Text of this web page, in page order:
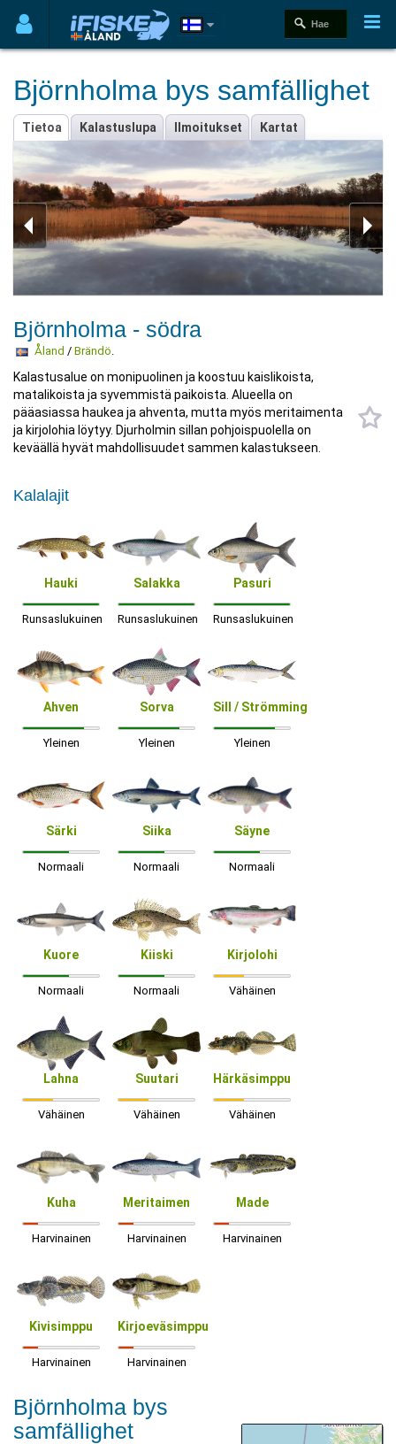
Björnholma bys samfällighet
Tietoa Kalastuslupa Ilmoitukset Kartat
Björnholma - södra
Åland / Brändö.
Kalastusalue on monipuolinen ja koostuu kaislikoista,
matalikoista ja syvemmistä paikoista. Alueella on
pääasiassa haukea ja ahventa, mutta myös meritaimenta
ja kirjolohia löytyy. Djurholmin sillan pohjoispuolella on
keväällä hyvät mahdollisuudet sammen kalastukseen.
Kalalajit
Hauki
Runsaslukuinen
Salakka
Runsaslukuinen
Pasuri
Runsaslukuinen
Ahven
Yleinen
Sorva
Yleinen
Sill / Strömming
Yleinen
Särki
Normaali
Siika
Normaali
Säyne
Normaali
Kuore
Normaali
Kiiski
Normaali
Kirjolohi
Vähäinen
Lahna
Vähäinen
Suutari
Vähäinen
Härkäsimppu
Vähäinen
Kuha
Harvinainen
Meritaimen
Harvinainen
Made
Harvinainen
Kivisimppu
Harvinainen
Kirjoeväsimppu
Harvinainen
Björnholma bys
samfällighet